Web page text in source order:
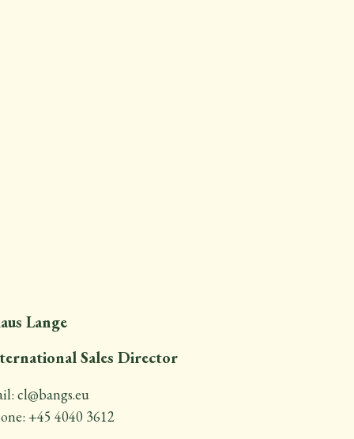
Lange
Sales Director
cl@bangs.eu
+45 4040 3612